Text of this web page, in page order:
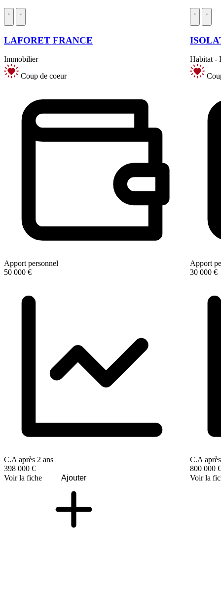
LAFORET FRANCE
Immobilier
Coup de coeur
Apport personnel
50 000 €
C.A après 2 ans
398 000 €
Voir la fiche
Ajouter
Habitat -
Apport
30 000 €
C.A
800 000 €
Voir la